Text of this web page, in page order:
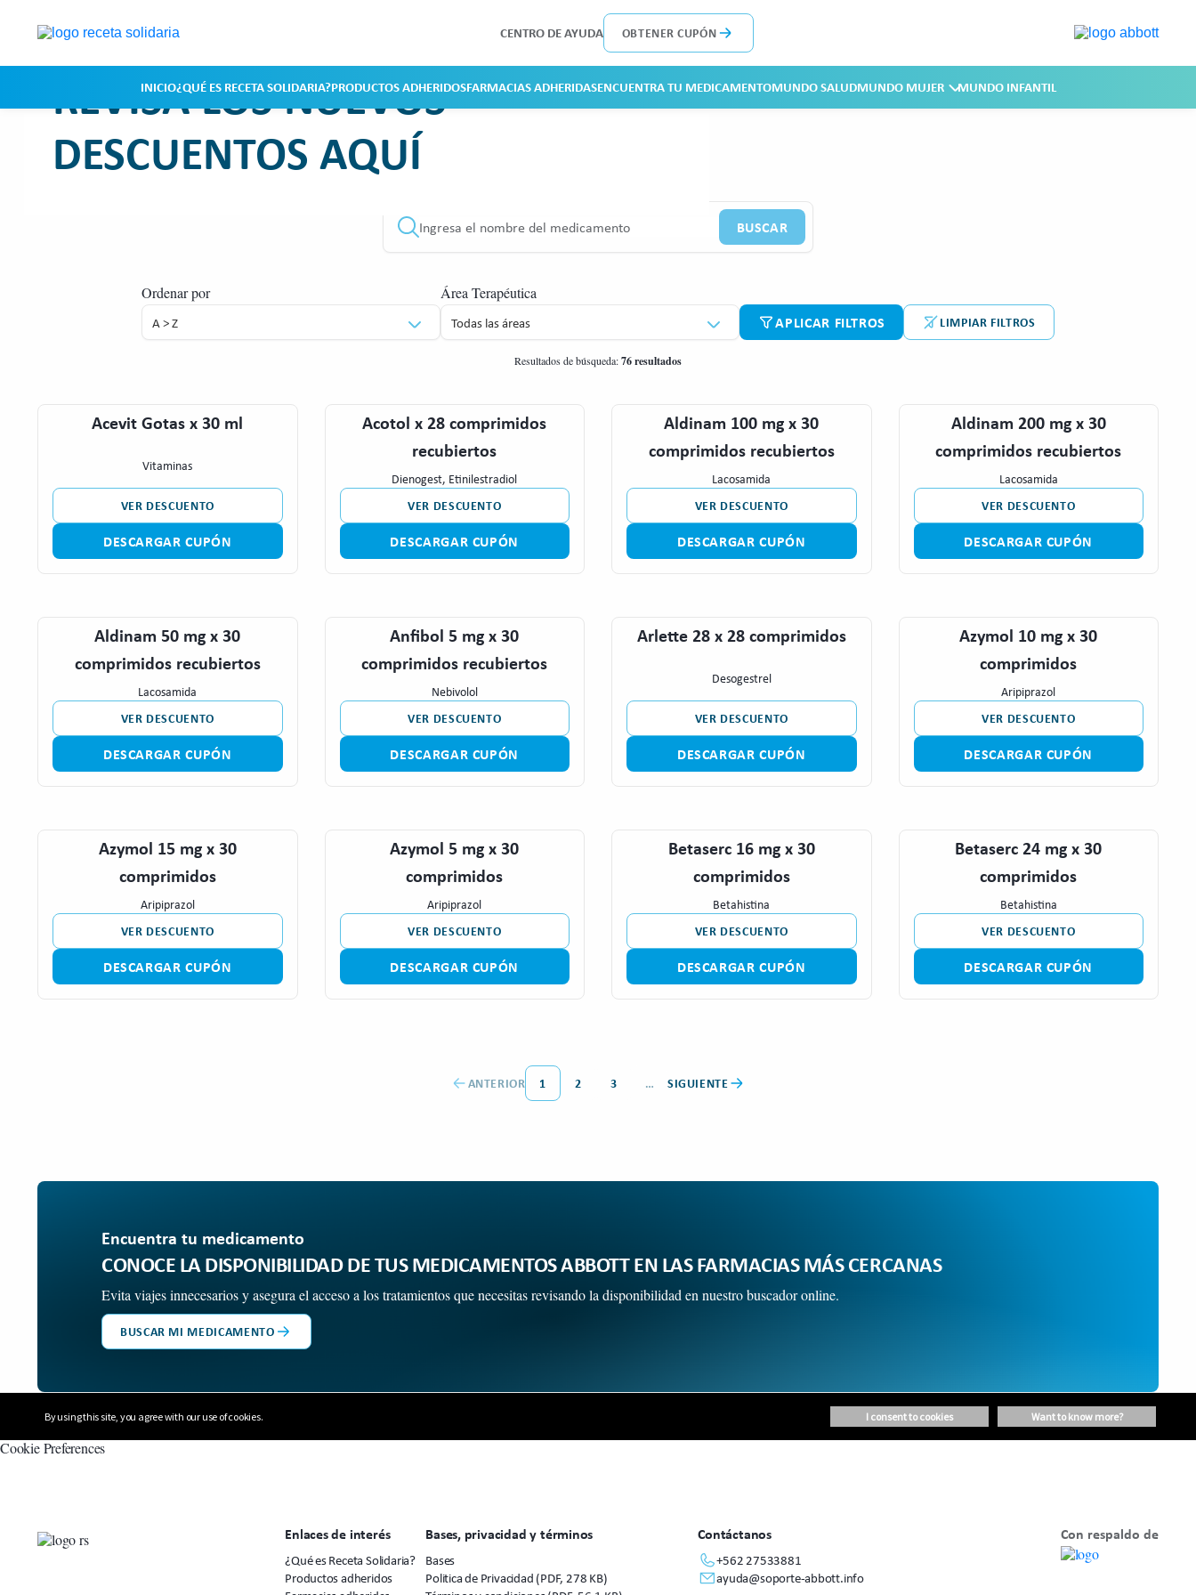
CENTRO DE AYUDA OBTENER CUPÓN
INICIO¿QUÉ ES RECETA SOLIDARIA?PRODUCTOS ADHERIDOSFARMACIAS ADHERIDASENCUENTRA TU MEDICAMENTOMUNDO SALUDMUNDO MUJER MUNDO INFANTIL
REVISA LOS NUEVOS
DESCUENTOS AQUÍ
Inicio>Programa de descuentos > Productos adheridos
BUSCAR
Ordenar por
A > Z
Área Terapéutica
Todas las áreas APLICAR FILTROS LIMPIAR FILTROS
Resultados de búsqueda:76 resultados
Acevit Gotas x 30 ml
Vitaminas
VER DESCUENTO
DESCARGAR CUPÓN
Acotol x 28 comprimidos
recubiertos
Dienogest, Etinilestradiol
VER DESCUENTO
DESCARGAR CUPÓN
Aldinam 100 mg x 30
comprimidos recubiertos
Lacosamida
VER DESCUENTO
DESCARGAR CUPÓN
Aldinam 200 mg x 30
comprimidos recubiertos
Lacosamida
VER DESCUENTO
DESCARGAR CUPÓN
Aldinam 50 mg x 30
comprimidos recubiertos
Lacosamida
VER DESCUENTO
DESCARGAR CUPÓN
Anfibol 5 mg x 30
comprimidos recubiertos
Nebivolol
VER DESCUENTO
DESCARGAR CUPÓN
Arlette 28 x 28 comprimidos
Desogestrel
VER DESCUENTO
DESCARGAR CUPÓN
Azymol 10 mg x 30
comprimidos
Aripiprazol
VER DESCUENTO
DESCARGAR CUPÓN
Azymol 15 mg x 30
comprimidos
Aripiprazol
VER DESCUENTO
DESCARGAR CUPÓN
Azymol 5 mg x 30
comprimidos
Aripiprazol
VER DESCUENTO
DESCARGAR CUPÓN
Betaserc 16 mg x 30
comprimidos
Betahistina
VER DESCUENTO
DESCARGAR CUPÓN
Betaserc 24 mg x 30
comprimidos
Betahistina
VER DESCUENTO
DESCARGAR CUPÓN
ANTERIOR 1 2 3 … SIGUIENTE
Encuentra tu medicamento
CONOCE LA DISPONIBILIDAD DE TUS MEDICAMENTOS ABBOTT EN LAS FARMACIAS MÁS CERCANAS
Evita viajes innecesarios y asegura el acceso a los tratamientos que necesitas revisando la disponibilidad en nuestro buscador online.
BUSCAR MI MEDICAMENTO
By using this site, you agree with our use of cookies. want to know more?
i consent to cookies
Cookie Preferences
Enlaces de interés
¿Qué es Receta Solidaria?
Productos adheridos
Bases, privacidad y términos
Bases
Politica de Privacidad (PDF, 278 KB)
Contáctanos
+562 27533881
ayuda@soporte-abbott.info
Con respaldo de